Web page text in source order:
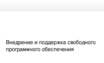
Внедрение и поддержка свободного
программного обеспечения